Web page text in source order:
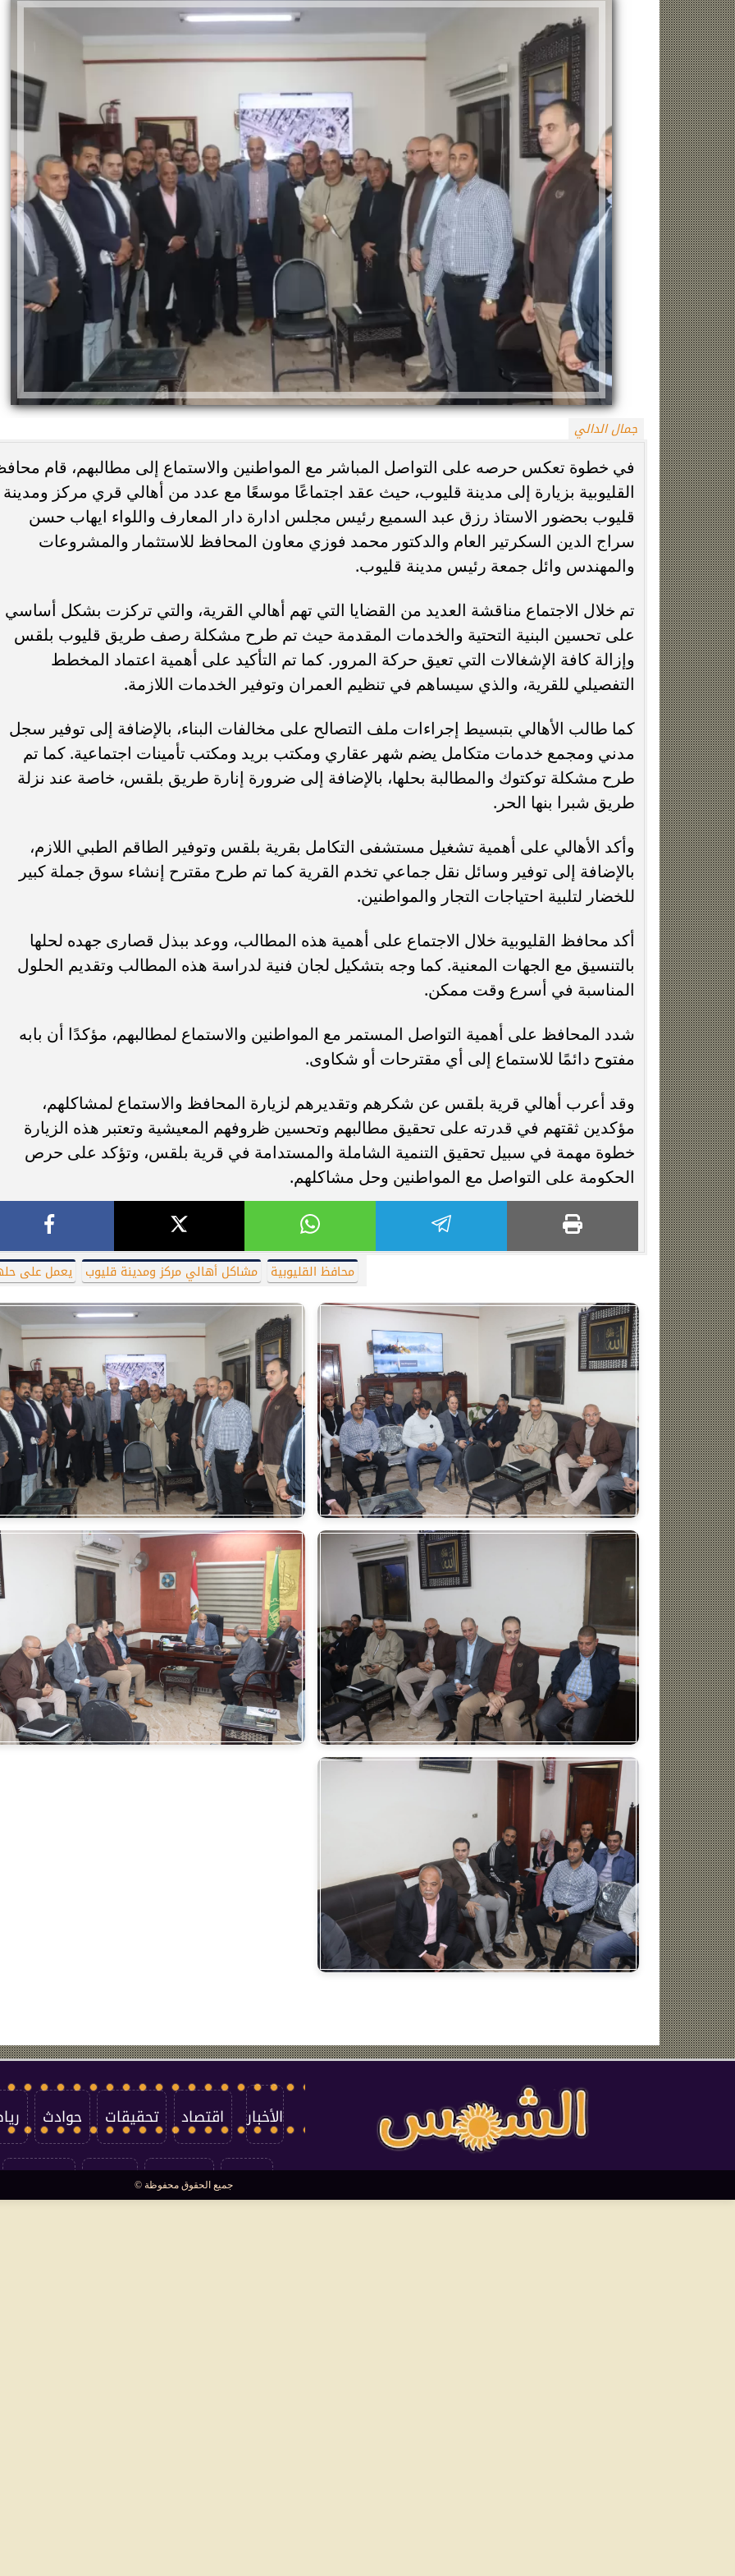
جمال الدالي
في خطوة تعكس حرصه على التواصل المباشر مع المواطنين والاستماع إلى مطالبهم، قام
القليوبية بزيارة إلى مدينة قليوب، حيث عقد اجتماعًا موسعًا مع عدد من أهالي قري مركز ومدينة
قليوب بحضور الاستاذ رزق عبد السميع رئيس مجلس ادارة دار المعارف واللواء ايهاب حسن
سراج الدين السكرتير العام والدكتور محمد فوزي معاون المحافظ للاستثمار والمشروعات
والمهندس وائل جمعة رئيس مدينة قليوب.
تم خلال الاجتماع مناقشة العديد من القضايا التي تهم أهالي القرية، والتي تركزت بشكل أساسي
على تحسين البنية التحتية والخدمات المقدمة حيث تم طرح مشكلة رصف طريق قليوب بلقس
وإزالة كافة الإشغالات التي تعيق حركة المرور. كما تم التأكيد على أهمية اعتماد المخطط
التفصيلي للقرية، والذي سيساهم في تنظيم العمران وتوفير الخدمات اللازمة.
كما طالب الأهالي بتبسيط إجراءات ملف التصالح على مخالفات البناء، بالإضافة إلى توفير سجل
مدني ومجمع خدمات متكامل يضم شهر عقاري ومكتب بريد ومكتب تأمينات اجتماعية. كما تم
طرح مشكلة توكتوك والمطالبة بحلها، بالإضافة إلى ضرورة إنارة طريق بلقس، خاصة عند نزلة
طريق شبرا بنها الحر.
وأكد الأهالي على أهمية تشغيل مستشفى التكامل بقرية بلقس وتوفير الطاقم الطبي اللازم،
بالإضافة إلى توفير وسائل نقل جماعي تخدم القرية كما تم طرح مقترح إنشاء سوق جملة كبير
للخضار لتلبية احتياجات التجار والمواطنين.
أكد محافظ القليوبية خلال الاجتماع على أهمية هذه المطالب، ووعد ببذل قصارى جهده لحلها
بالتنسيق مع الجهات المعنية. كما وجه بتشكيل لجان فنية لدراسة هذه المطالب وتقديم الحلول
المناسبة في أسرع وقت ممكن.
شدد المحافظ على أهمية التواصل المستمر مع المواطنين والاستماع لمطالبهم، مؤكدًا أن بابه
مفتوح دائمًا للاستماع إلى أي مقترحات أو شكاوى.
وقد أعرب أهالي قرية بلقس عن شكرهم وتقديرهم لزيارة المحافظ والاستماع لمشاكلهم،
مؤكدين ثقتهم في قدرته على تحقيق مطالبهم وتحسين ظروفهم المعيشية وتعتبر هذه الزيارة
خطوة مهمة في سبيل تحقيق التنمية الشاملة والمستدامة في قرية بلقس، وتؤكد على حرص
الحكومة على التواصل مع المواطنين وحل مشاكلهم.
محافظ القليوبية مشاكل أهالي مركز ومدينة قليوب يعمل على
زينة عمرو تتوج بجائزة الأفضل بعد تأهل مصر
التاريخي لنصف نهائي مونديال...
السيسي يدعم ناشئات مصر لكرة اليد بعد
التأهل التاريخي إلى نصف نهائي...
خطوبة ملك قورة ويوسف عثمان..
الأخبار اقتصاد تحقيقات حوادث
العالم سوشيال
جميع الحقوق محفوظة ©